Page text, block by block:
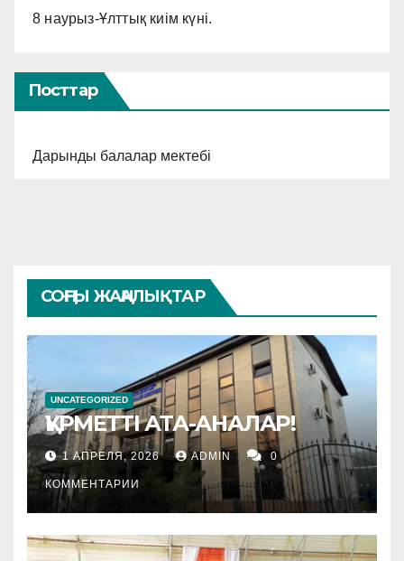
8 наурыз-Ұлттық киім күні.
Посттар
Дарынды балалар мектебі
СОҢҒЫ ЖАҢАЛЫҚТАР
UNCATEGORIZED
ҚҰРМЕТТІ АТА-АНАЛАР!
1 АПРЕЛЯ, 2026 ADMIN 0
КОММЕНТАРИИ